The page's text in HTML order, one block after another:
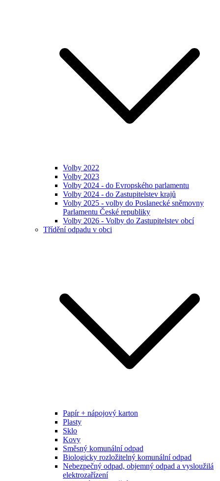
Volby 2022
Volby 2023
Volby 2024 - do Evropského parlamentu
Volby 2024 - do Zastupitelstev krajů
Volby 2025 - volby do Poslanecké sněmovny
Parlamentu České republiky
Volby 2026 - Volby do Zastupitelstev obcí
Třídění odpadu v obci
Papír + nápojový karton
Plasty
Sklo
Kovy
Směsný komunální odpad
Biologicky rozložitelný komunální odpad
Nebezpečný odpad, objemný odpad a vysloužilá
elektrozařízení